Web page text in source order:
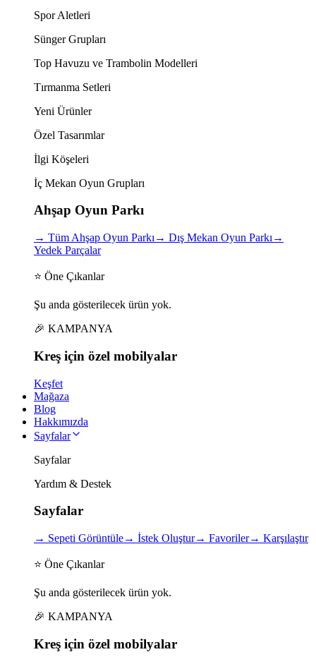
Spor Aletleri
Sünger Grupları
Top Havuzu ve Trambolin Modelleri
Tırmanma Setleri
Yeni Ürünler
Özel Tasarımlar
İlgi Köşeleri
İç Mekan Oyun Grupları
Ahşap Oyun Parkı
→ Tüm Ahşap Oyun Parkı → Dış Mekan Oyun Parkı →
Yedek Parçalar
⭐ Öne Çıkanlar
Şu anda gösterilecek ürün yok.
🎉 KAMPANYA
Kreş için özel mobilyalar
Keşfet
Mağaza
Blog
Hakkımızda
Sayfalar
Sayfalar
Yardım & Destek
Sayfalar
→ Sepeti Görüntüle→ İstek Oluştur→ Favoriler→ Karşılaştır
⭐ Öne Çıkanlar
Şu anda gösterilecek ürün yok.
🎉 KAMPANYA
Kreş için özel mobilyalar